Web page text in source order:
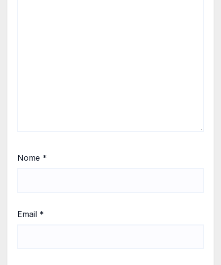
Nome *
Email *